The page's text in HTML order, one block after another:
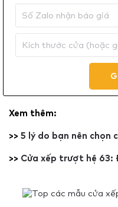
Xem thêm:
>> 5 lý do bạn nên chọn
>> Cửa xếp trượt hệ 63: